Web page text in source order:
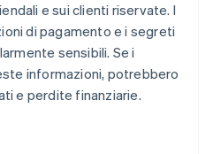
e sui clienti riservate. I
di pagamento e i segreti
sensibili. Se i
informazioni, potrebbero
e perdite finanziarie.